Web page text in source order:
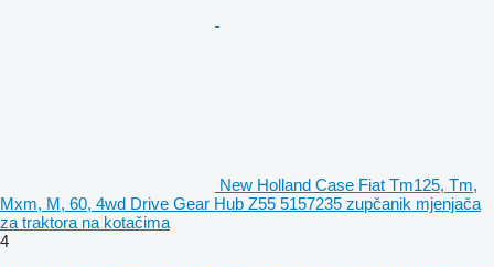
New Holland Case Fiat Tm125, Tm,
Mxm, M, 60, 4wd Drive Gear Hub Z55 5157235 zupčanik mjenjača
za traktora na kotačima
4